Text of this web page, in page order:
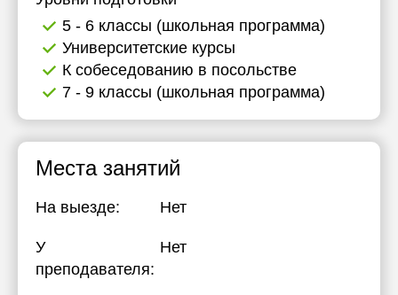
5 - 6 классы (школьная программа)
Университетские курсы
К собеседованию в посольстве
7 - 9 классы (школьная программа)
Места занятий
На выезде: Нет
У
преподавателя:
Нет
19:00
19:30
20:00